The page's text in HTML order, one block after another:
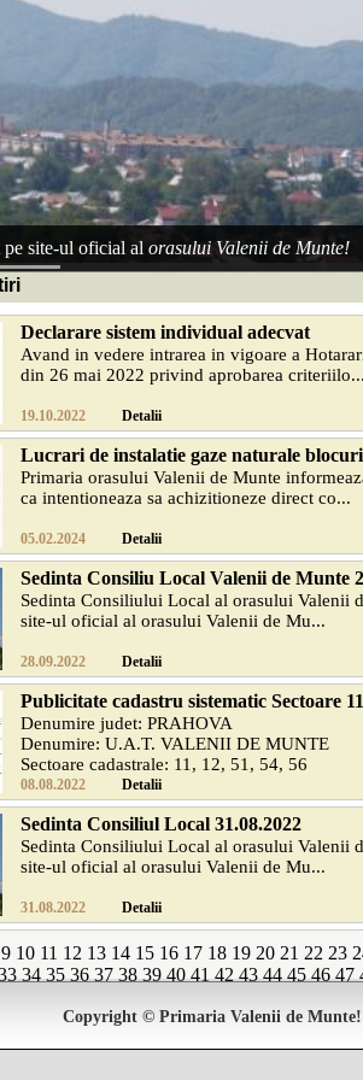
site-ul oficial al orasului Valenii de Munte!
Declarare sistem individual adecvat
Avand in vedere intrarea in vigoare a
din 26 mai 2022 privind aprobarea criteriilo...
19.10.2022 Detalii
Lucrari de instalatie gaze naturale
Primaria orasului Valenii de Munte
ca intentioneaza sa achizitioneze direct co...
05.02.2024 Detalii
Sedinta Consiliu Local Valenii de Munte
Sedinta Consiliului Local al orasului Valenii
site-ul oficial al orasului Valenii de Mu...
28.09.2022 Detalii
Publicitate cadastru sistematic Sectoare
Denumire judet: PRAHOVA
Denumire: U.A.T. VALENII DE MUNTE
Sectoare cadastrale: 11, 12, 51, 54, 56
O.C.P.I. ...
08.08.2022 Detalii
Sedinta Consiliul Local 31.08.2022
Sedinta Consiliului Local al orasului Valenii
site-ul oficial al orasului Valenii de Mu...
31.08.2022 Detalii
9 10 11 12 13 14 15 16 17 18 19 20 21 22 23
34 35 36 37 38 39 40 41 42 43 44 45 46 47
Copyright © Primaria Valenii de Munte!